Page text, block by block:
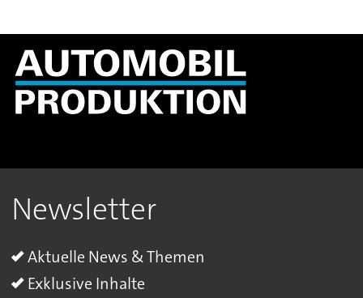
Newsletter
Aktuelle News & Themen
Exklusive Inhalte